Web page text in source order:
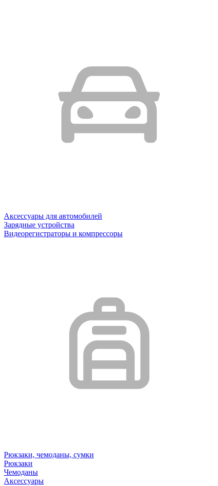
Аксессуары для автомобилей
Зарядные устройства
Видеорегистраторы и компрессоры
Рюкзаки, чемоданы, сумки
Рюкзаки
Чемоданы
Аксессуары